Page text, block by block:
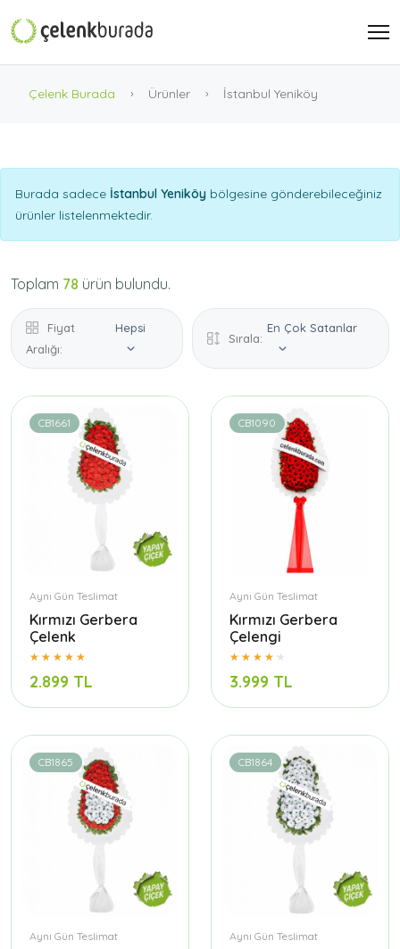
Çelenk Burada Ürünler İstanbul Yeniköy
Burada sadece İstanbul Yeniköy bölgesine gönderebileceğiniz
ürünler listelenmektedir.
Toplam 78 ürün bulundu.
Fiyat
Aralığı:
Hepsi
Sırala:
En Çok Satanlar
CB1661
Aynı Gün Teslimat
Kırmızı Gerbera
Çelenk
2.899 TL
CB1090
Aynı Gün Teslimat
Kırmızı Gerbera
Çelengi
3.999 TL
CB1865
Aynı Gün Teslimat
CB1864
Aynı Gün Teslimat